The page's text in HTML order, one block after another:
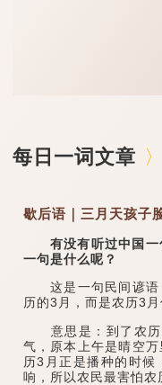
每日一词文章
歇后语｜三月天孩子
有没有听过中国一
一句是什么呢？
这是一句民间谚语
历的3月，而是农历3
意思是：到了农历3
气，原本上午是晴空
历3月正是播种的时候
响，所以农民最害怕农